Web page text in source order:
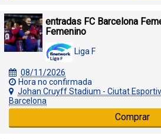
entradas FC Barcelona
Femenino
Liga F
08/11/2026
Hora no confirmada
Johan Cruyff Stadium - Ciutat
Barcelona
Comprar